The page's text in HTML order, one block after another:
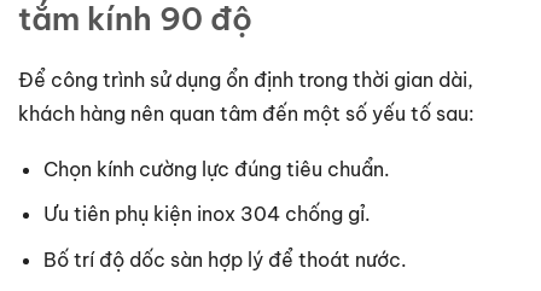
tắm kính 90 độ
Để công trình sử dụng ổn định trong thời gian dài,
khách hàng nên quan tâm đến một số yếu tố sau:
Chọn kính cường lực đúng tiêu chuẩn.
Ưu tiên phụ kiện inox 304 chống gỉ.
Bố trí độ dốc sàn hợp lý để thoát nước.